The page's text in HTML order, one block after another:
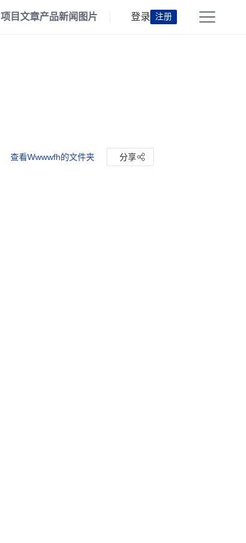
项目文章产品新闻 图片 登录 注册
查看Wwwwfh的文件夹 分享